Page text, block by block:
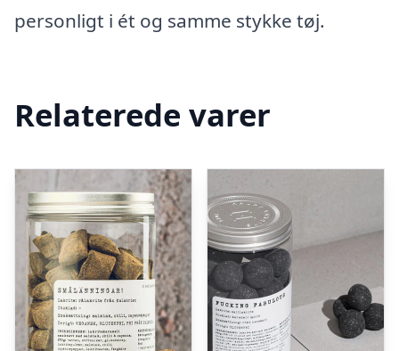
personligt i ét og samme stykke tøj.
Relaterede varer